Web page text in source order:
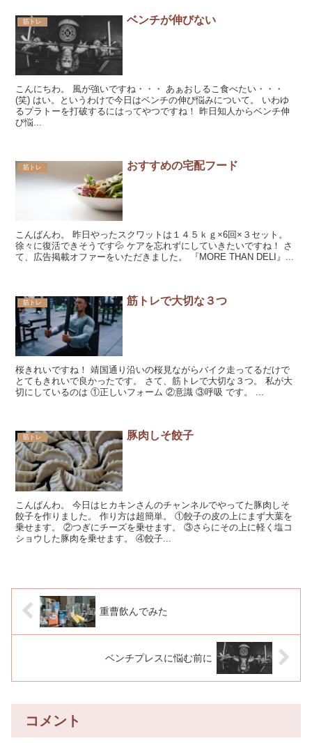
筋トレ ベンチが伸びない
こんにちわ。 風が強いですね・・・ あぁおしるこ食べたい・・・
(笑) はい。というわけで今日はベンチの伸び悩みについて。 いわゆ
るプラトーを打破するにはってやつですね！ 昨日知人からベンチ伸
び悩...
筋トレ おすすめの宅配フード
こんばんわ。 昨日やったスクワットは１４５ｋｇ×6回×３セット。
徐々に復活できそうです💦 ケアを忘れずにしていきたいですね！ さ
て、広告掲載オファーをいただきました。 『MORE THAN DELI』...
筋トレ 筋トレで大切な３つ
桜きれいですね！ 靖国通り沿いの桜見ながらバイク走ってるだけで
とてもきれいで良かったです。 さて、筋トレで大切な３つ。 私が大
切にしているのは ①正しいフォーム ②意識 ③呼吸 です。 ...
筋トレ 豚肉しそ餃子
こんばんわ。 今日はヒカキンさんのチャンネルでやってた豚肉しそ
餃子を作りました。 作り方は超簡単。 ①餃子の皮の上にまず大葉を
乗せます。 ②つぎにチーズを乗せます。 ③さらにその上に軽く塩コ
ショウした豚肉を乗せます。 ④餃子...
重曹飲んでみた
ベンチプレスに悩む前に
コメント